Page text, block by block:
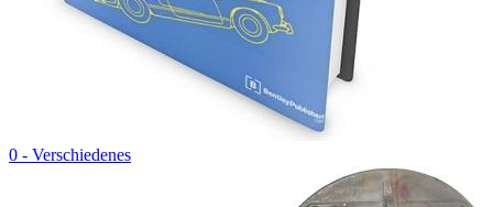
0 - Verschiedenes